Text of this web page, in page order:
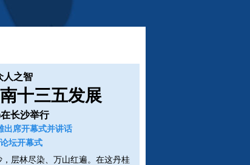
人之智
十三五发展
长沙举行
出席开幕式并讲话
坛开幕式
，层林尽染、万山红遍。在这丹桂